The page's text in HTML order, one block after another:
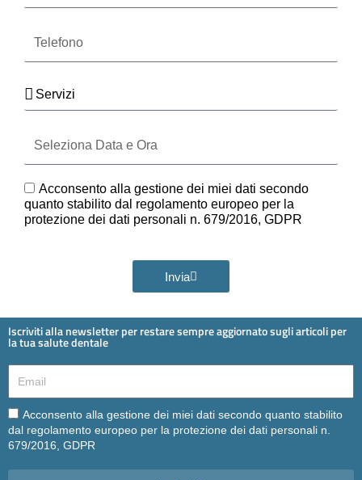
Servizi
Data
e
GDPR
Acconsento alla gestione dei miei dati secondo
quanto stabilito dal regolamento europeo per la
protezione dei dati personali n. 679/2016, GDPR
Invia
Iscriviti alla newsletter per restare sempre aggiornato sugli articoli per
la tua salute dentale
Email
Email
Acconsento alla gestione dei miei dati secondo quanto stabilito
dal regolamento europeo per la protezione dei dati personali n.
679/2016, GDPR